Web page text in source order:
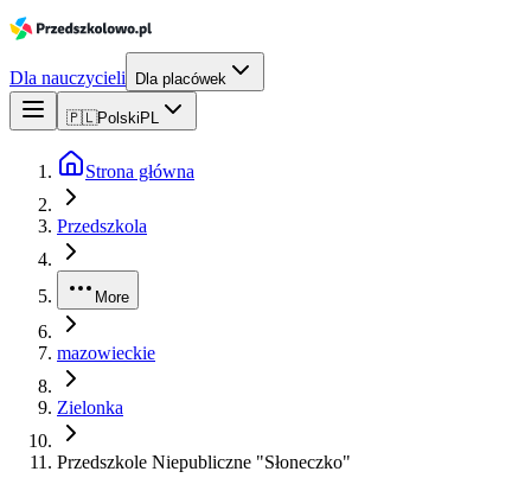
Dla nauczycieli Dla placówek
🇵🇱Polski PL
Strona główna
Przedszkola
More
mazowieckie
Zielonka
Przedszkole Niepubliczne "Słoneczko"